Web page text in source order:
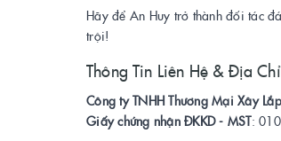
Hãy để An Huy trở thành đối tác
trội!
Thông Tin Liên Hệ & Địa Chỉ
Công ty TNHH Thương Mại Xây
Giấy chứng nhận ĐKKD - MST: